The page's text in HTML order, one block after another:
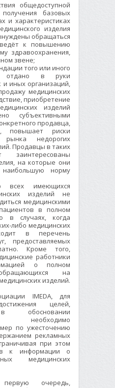
общедоступной
базовых
и характеристиках
изделия
обращаться
к повышению
здравоохранения,
звене;
того или иного
отдано в руки
и иных организаций,
медицинских
приобретение
изделий
субъективными
продавца,
повышает риски
недорогих
Продавцы в таких
заинтересованы
на которые они
наибольшую норму
всех имеющихся
изделий не
медицинскими
в полном
в случаях, когда
либо медицинских
в перечень
предоставляемых
Кроме того,
работники
о полном
на
изделий.
IMEDA, для
целей,
обосновании
необходимо
по ужесточению
рекламных
при этом
к информации о
медицинских
очередь,